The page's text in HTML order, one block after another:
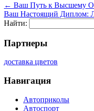
← Ваш Путь к Высшему
Ваш Настоящий Диплом:
Найти:
Партнеры
доставка цветов
Навигация
Автоприколы
Автоспорт